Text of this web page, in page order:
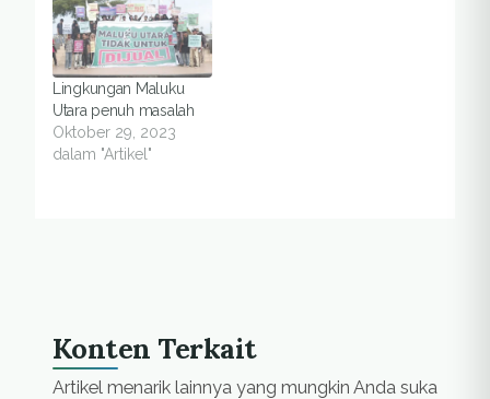
Lingkungan Maluku
Utara penuh masalah
Oktober 29, 2023
dalam "Artikel"
Konten Terkait
Artikel menarik lainnya yang mungkin Anda suka